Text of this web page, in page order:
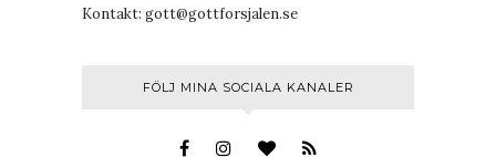
Kontakt: gott@gottforsjalen.se
FÖLJ MINA SOCIALA KANALER